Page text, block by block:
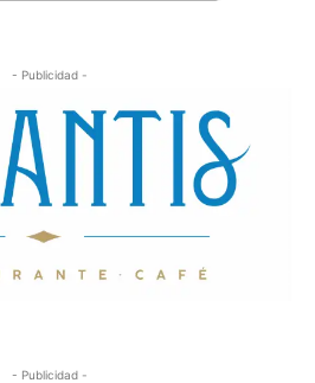
- Publicidad -
- Publicidad -